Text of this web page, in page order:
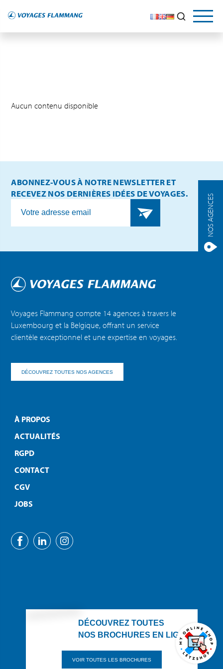
NOS AGENCES
Aucun contenu disponible
ABONNEZ-VOUS À NOTRE NEWSLETTER ET
RECEVEZ NOS DERNIÈRES IDÉES DE VOYAGES.
Voyages Flammang compte 14 agences à travers le
Luxembourg et la Belgique, offrant un service
clientèle exceptionnel et une expertise en voyages.
DÉCOUVREZ TOUTES NOS AGENCES
À PROPOS
ACTUALITÉS
RGPD
CONTACT
CGV
JOBS
DÉCOUVREZ TOUTES
NOS BROCHURES EN LIGNE
VOIR TOUTES LES BROCHURES